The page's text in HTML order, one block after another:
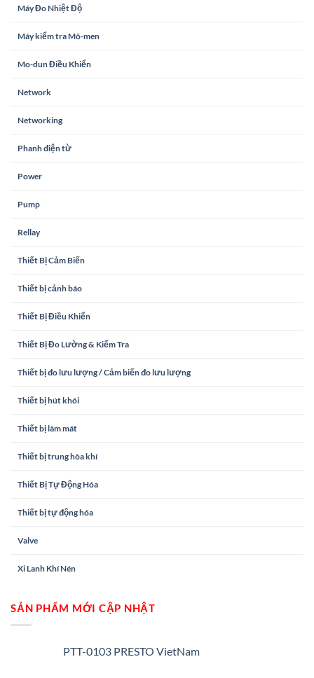
Máy Đo Nhiệt Độ
Máy kiểm tra Mô-men
Mo-dun Điều Khiển
Network
Networking
Phanh điện từ
Power
Pump
Rellay
Thiết Bị Cảm Biến
Thiết bị cảnh báo
Thiết Bị Điều Khiển
Thiết Bị Đo Lường & Kiểm Tra
Thiết bị đo lưu lượng / Cảm biến đo lưu lượng
Thiết bị hút khói
Thiết bị làm mát
Thiết bị trung hòa khí
Thiết Bị Tự Động Hóa
Thiết bị tự động hóa
Valve
Xi Lanh Khí Nén
SẢN PHẨM MỚI CẬP NHẬT
PTT-0103 PRESTO VietNam